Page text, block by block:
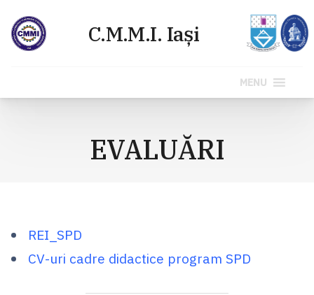
MENU
EVALUĂRI
REI_SPD
CV-uri cadre didactice program SPD